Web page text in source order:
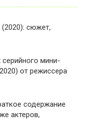
серийного мини-
от режиссера
содержание
актеров,